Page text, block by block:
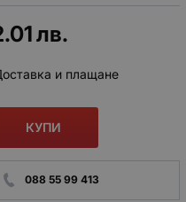
лв.
и плащане
КУПИ
088 55 99 413